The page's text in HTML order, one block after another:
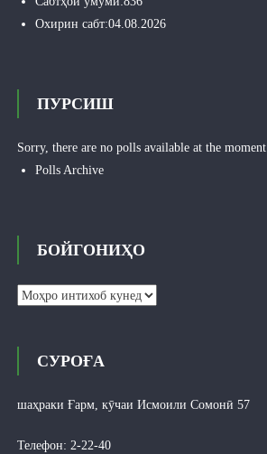
Охирин сабт:04.08.2026
ПУРСИШ
Sorry, there are no polls available at the moment.
Polls Archive
БОЙГОНИҲО
Бойгониҳо
СУРОҒА
шаҳраки Ғарм, кӯчаи Исмоили Сомонӣ 57
Телефон: 2-22-40